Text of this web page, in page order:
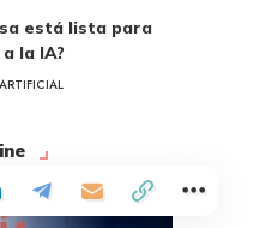
está lista para
la IA?